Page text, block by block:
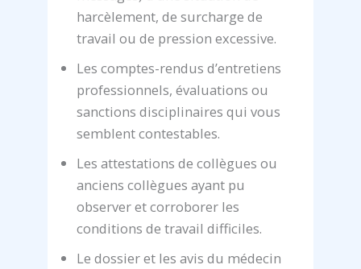
harcèlement, de surcharge de
travail ou de pression excessive.
Les comptes-rendus d’entretiens
professionnels, évaluations ou
sanctions disciplinaires qui vous
semblent contestables.
Les attestations de collègues ou
anciens collègues ayant pu
observer et corroborer les
conditions de travail difficiles.
Le dossier et les avis du médecin